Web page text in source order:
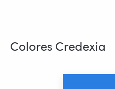
Colores Credexia